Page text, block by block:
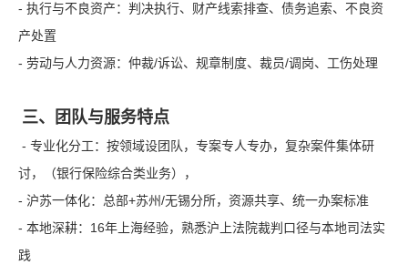
- 执行与不良资产：判决执行、财产线索排查、债务追索、不良资
产处置
- 劳动与人力资源：仲裁/诉讼、规章制度、裁员/调岗、工伤处理
三、团队与服务特点
- 专业化分工：按领域设团队，专案专人专办，复杂案件集体研
讨，（银行保险综合类业务），
- 沪苏一体化：总部+苏州/无锡分所，资源共享、统一办案标准
- 本地深耕：16年上海经验，熟悉沪上法院裁判口径与本地司法实
践